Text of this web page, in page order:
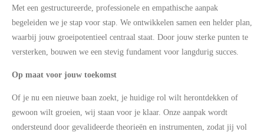
Met een gestructureerde, professionele en empathische aanpak
begeleiden we je stap voor stap. We ontwikkelen samen een helder plan,
waarbij jouw groeipotentieel centraal staat. Door jouw sterke punten te
versterken, bouwen we een stevig fundament voor langdurig succes.
Op maat voor jouw toekomst
Of je nu een nieuwe baan zoekt, je huidige rol wilt herontdekken of
gewoon wilt groeien, wij staan voor je klaar. Onze aanpak wordt
ondersteund door gevalideerde theorieën en instrumenten, zodat jij vol